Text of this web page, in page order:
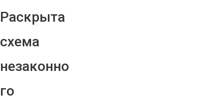
Раскрыта
схема
незаконно
го